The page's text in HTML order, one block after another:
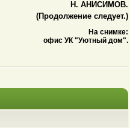
Н. АНИСИМОВ.
(Продолжение следует.)
На снимке:
офис УК "Уютный дом".